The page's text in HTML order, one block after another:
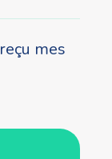
mes